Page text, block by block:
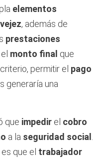
elementos
vejez, además de
prestaciones
monto final que
permitir el pago
generaría una
que impedir el cobro
a la seguridad social .
que el trabajador